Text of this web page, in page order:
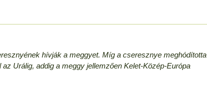
hívják a meggyet. Míg a cseresznye meghódította
Urálig, addig a meggy jellemzően Kelet-Közép-Európa